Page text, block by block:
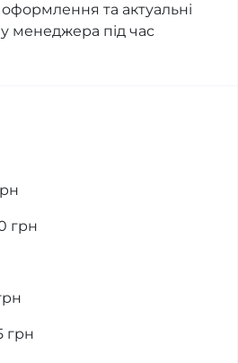
та актуальні
менеджера під час
грн
грн